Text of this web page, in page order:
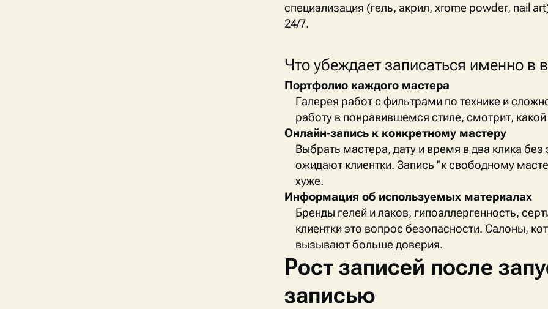
специализация (гель, акрил, хrome powder, nail art
24/7.
Что убеждает записаться именно в
Портфолио каждого мастера
Галерея работ с фильтрами по технике и
работу в понравившемся стиле, смотрит,
Онлайн-запись к конкретному мастеру
Выбрать мастера, дату и время в два клика
ожидают клиентки. Запись "к свободному
хуже.
Информация об используемых материалах
Бренды гелей и лаков, гипоаллергенность,
клиентки это вопрос безопасности. Салоны,
вызывают больше доверия.
Рост записей после
записью